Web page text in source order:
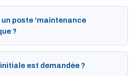
un poste 'maintenance
?
est demandée ?